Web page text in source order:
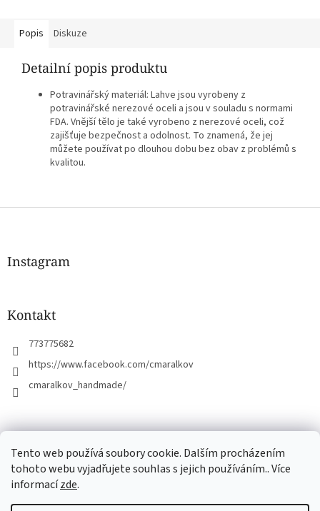
Tento web používá soubory cookie. Dalším procházením
tohoto webu vyjadřujete souhlas s jejich používáním.. Více
informacízde.
Popis Diskuze
Detailní popis produktu
Potravinářský materiál: Lahve jsou vyrobeny z
potravinářské nerezové oceli a jsou v souladu s normami
FDA. Vnější tělo je také vyrobeno z nerezové oceli, což
zajišťuje bezpečnost a odolnost. To znamená, že jej
můžete používat po dlouhou dobu bez obav z problémů s
kvalitou.
Z
Instagram
Kontakt
773775682
https://www.facebook.com/cmaralkov
cmaralkov_handmade/